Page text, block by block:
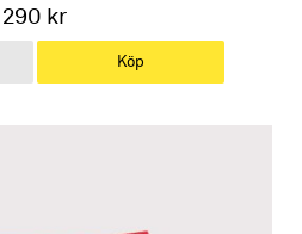
290 kr
Köp